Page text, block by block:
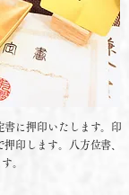
書に押印いたします。印
印します。八方位書、
。